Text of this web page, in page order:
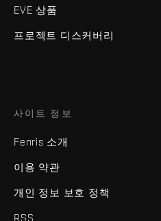
EVE 상품
프로젝트 디스커버리
사이트 정보
Fenris 소개
이용 약관
개인 정보 보호 정책
RSS